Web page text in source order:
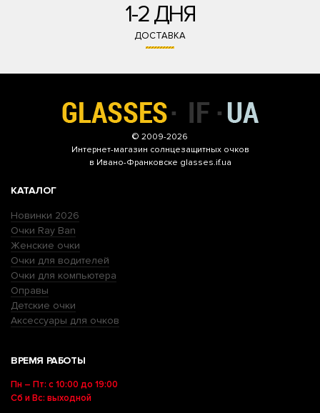
1-2 ДНЯ
ДОСТАВКА
© 2009-2026
Интернет-магазин солнцезащитных очков
в Ивано-Франковске glasses.if.ua
КАТАЛОГ
Новинки 2026
Очки Ray Ban
Женские очки
Очки для водителей
Очки для компьютера
Оправы
Детские очки
Аксессуары для очков
ВРЕМЯ РАБОТЫ
Пн – Пт: с 10:00 до 19:00
Сб и Вс: выходной